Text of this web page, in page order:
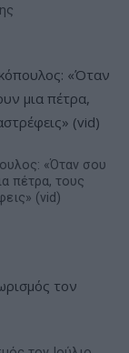
«Όταν σου
πέτρα, τους
(vid)